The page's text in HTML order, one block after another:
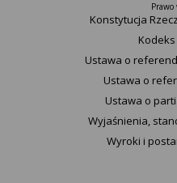
Prawo
Konstytucja
Ustawa o
Ustawa o
Ustawa o
Wyjaśnienia,
Wyroki i